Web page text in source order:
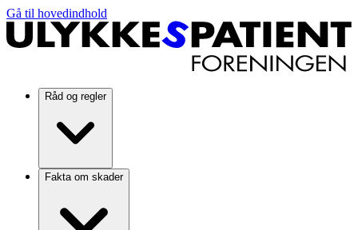
Gå til hovedindhold
Råd og regler
Fakta om skader